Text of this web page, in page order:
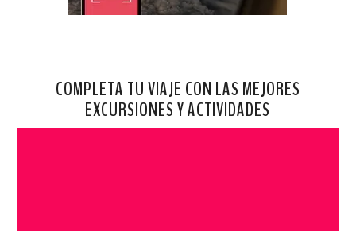
COMPLETA TU VIAJE CON LAS MEJORES
EXCURSIONES Y ACTIVIDADES